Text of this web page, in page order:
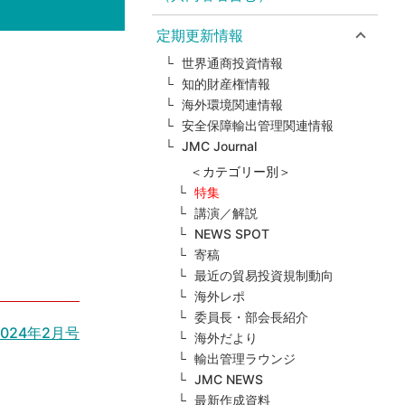
年2月号
定期更新情報
世界通商投資情報
知的財産権情報
海外環境関連情報
安全保障輸出管理関連情報
JMC Journal
＜カテゴリー別＞
特集
講演／解説
NEWS SPOT
寄稿
最近の貿易投資規制動向
海外レポ
委員長・部会長紹介
海外だより
輸出管理ラウンジ
JMC NEWS
最新作成資料